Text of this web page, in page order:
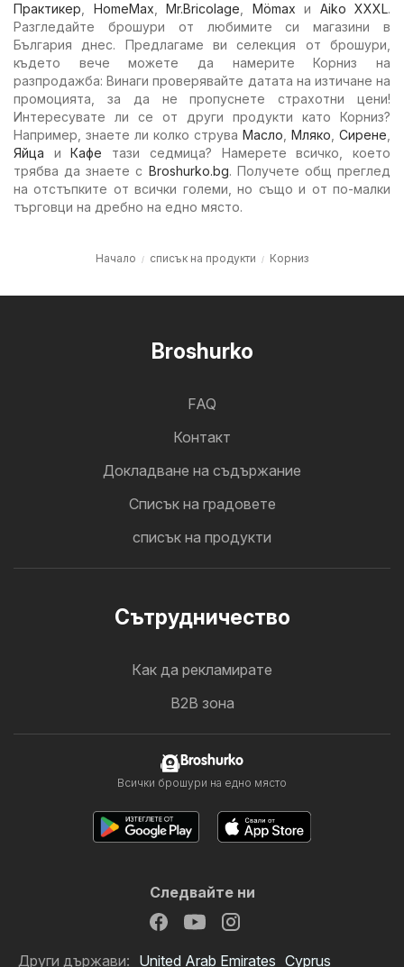
Практикер
HomeMax Mr.Bricolage Mömax и Aiko XXXL.
Разгледайте брошури от любимите си магазини в
България днес. Предлагаме ви селекция от брошури,
където вече можете да намерите Корниз на
разпродажба: Винаги проверявайте датата на изтичане на
промоцията, за да не пропуснете страхотни цени!
Интересувате ли се от други продукти като Корниз?
Например, знаете ли колко струва Масло Мляко Сирене
Яйца иКафе тази седмица? Намерете всичко, което
трябва да знаете с Broshurko.bg. Получете общ преглед
на отстъпките от всички големи, но също и от по-малки
търговци на дребно на едно място.
Начало списък на продукти Корниз
Broshurko
FAQ
Контакт
Докладване на съдържание
Cписък на градовете
списък на продукти
Cътрудничество
Как да рекламирате
B2B зона
Broshurko
Всички брошури на едно място
Следвайте ни
Други държави: United Arab Emirates Cyprus